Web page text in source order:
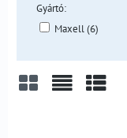
Gyártó:
Maxell (6)